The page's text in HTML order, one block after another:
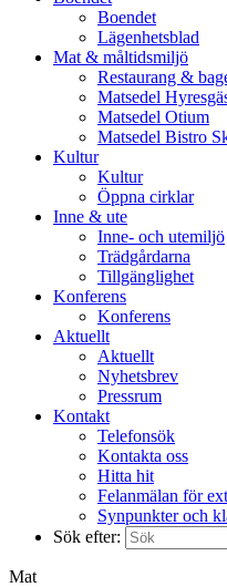
Boendet
Lägenhetsblad
Mat & måltidsmiljö
Restaurang &
Matsedel
Matsedel Otium
Matsedel Bistro
Kultur
Kultur
Öppna cirklar
Inne & ute
Inne- och utemiljö
Trädgårdarna
Tillgänglighet
Konferens
Konferens
Aktuellt
Aktuellt
Nyhetsbrev
Pressrum
Kontakt
Telefonsök
Kontakta oss
Hitta hit
Felanmälan för
Synpunkter och
Sök efter:
Mat